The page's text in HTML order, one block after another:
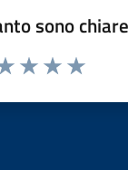
sono
1 a 5 stelle la pagina